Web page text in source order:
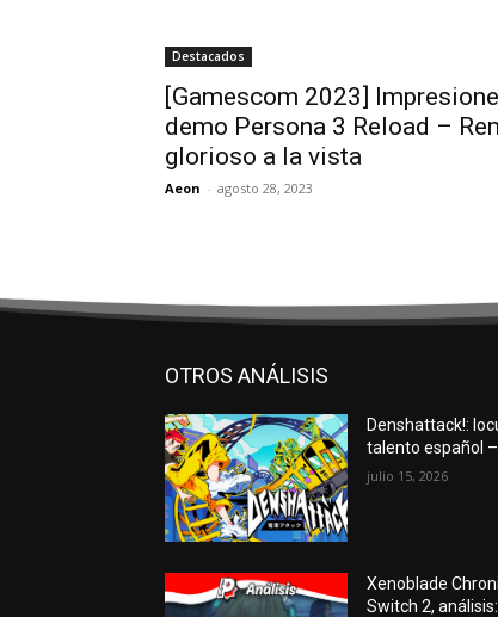
Destacados
[Gamescom 2023]
demo Persona 3 Reload –
glorioso a la vista
Aeon - agosto 28, 2023
OTROS ANÁLISIS
Denshattack!:
talento español
julio 15, 2026
Xenoblade
Switch 2,